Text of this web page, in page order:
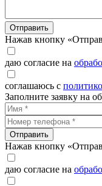
Отправить
Нажав кнопку
даю согласие на
соглашаюсь с
Заполните заявку на
Отправить
Нажав кнопку
даю согласие на